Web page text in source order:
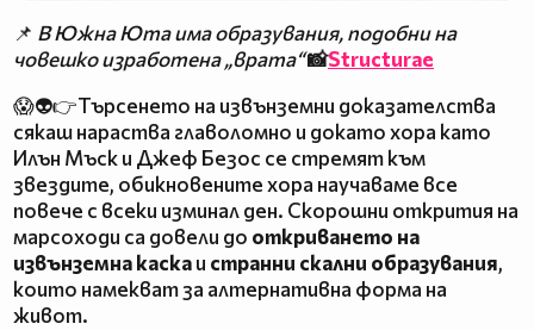
📌 В Южна Юта има образувания, подобни на
човешко изработена „врата“📸Structurae
😱👽👉Търсенето на извънземни доказателства
сякаш нараства главоломно и докато хора като
Илън Мъск и Джеф Безос се стремят към
звездите, обикновените хора научаваме все
повече с всеки изминал ден. Скорошни открития на
марсоходи са довели до откриването на
извънземна каскаи странни скални образувания,
които намекват за алтернативна форма на
живот.